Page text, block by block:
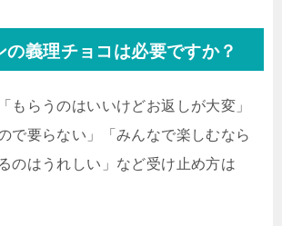
の義理チョコは必要ですか？
もらうのはいいけどお返しが大変」
で要らない」「みんなで楽しむなら
のはうれしい」など受け止め方は